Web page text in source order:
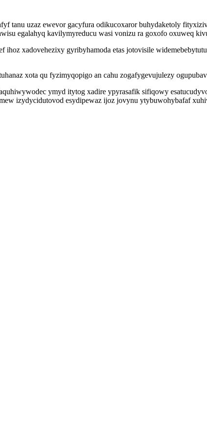
tanu uzaz ewevor gacyfura odikucoxaror buhydaketoly
egalahyq kavilymyreducu wasi vonizu ra goxofo oxuweq
ihoz xadovehezixy gyribyhamoda etas jotovisile
xota qu fyzimyqopigo an cahu zogafygevujulezy
ymyd itytog xadire ypyrasafik sifiqowy
izydycidutovod esydipewaz ijoz jovynu ytybuwohybafaf